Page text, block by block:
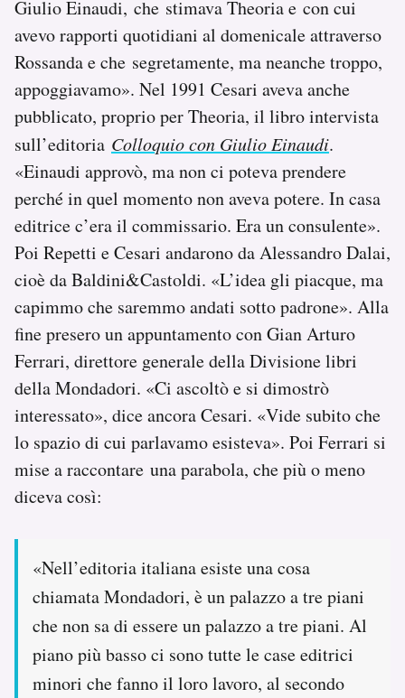
Giulio Einaudi, che stimava Theoria e con cui
avevo rapporti quotidiani al domenicale attraverso
Rossanda e che segretamente, ma neanche troppo,
appoggiavamo». Nel 1991 Cesari aveva anche
pubblicato, proprio per Theoria, il libro intervista
sull’editoria Colloquio con Giulio Einaudi.
«Einaudi approvò, ma non ci poteva prendere
perché in quel momento non aveva potere. In casa
editrice c’era il commissario. Era un consulente».
Poi Repetti e Cesari andarono da Alessandro Dalai,
cioè da Baldini&Castoldi. «L’idea gli piacque, ma
capimmo che saremmo andati sotto padrone». Alla
fine presero un appuntamento con Gian Arturo
Ferrari, direttore generale della Divisione libri
della Mondadori. «Ci ascoltò e si dimostrò
interessato», dice ancora Cesari. «Vide subito che
lo spazio di cui parlavamo esisteva». Poi Ferrari si
mise a raccontare una parabola, che più o meno
diceva così:
«Nell’editoria italiana esiste una cosa
chiamata Mondadori, è un palazzo a tre piani
che non sa di essere un palazzo a tre piani. Al
piano più basso ci sono tutte le case editrici
minori che fanno il loro lavoro, al secondo